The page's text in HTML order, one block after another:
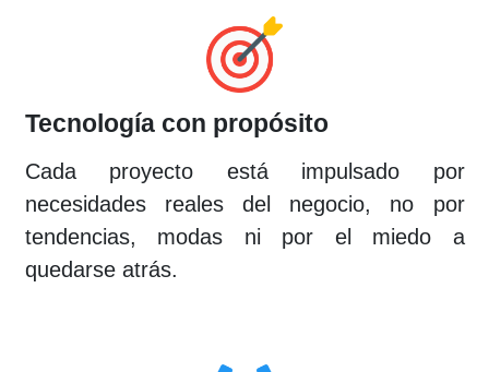
Tecnología con propósito
Cada proyecto está impulsado por
necesidades reales del negocio, no por
tendencias, modas ni por el miedo a
quedarse atrás.